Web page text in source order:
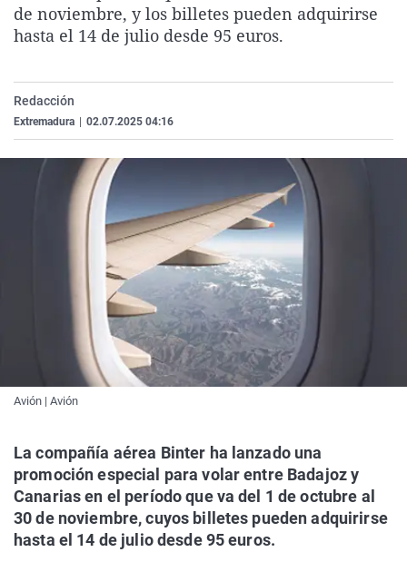
La rosa de los vientos
Gente viajera
Como el perro y el
Caso
Retornados
Equipo de
Extremadura
Galicia
La Rioja
País Vasco
Virales
Televisión
Elecciones
de noviembre, y los billetes pueden adquirirse
hasta el 14 de julio desde 95 euros.
Redacción
Extremadura 02.07.2025 04:16
Avión | Avión
La compañía aérea Binter ha lanzado una
promoción especial para volar entre Badajoz y
Canarias en el período que va del 1 de octubre al
30 de noviembre, cuyos billetes pueden adquirirse
hasta el 14 de julio desde 95 euros.